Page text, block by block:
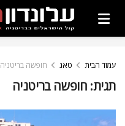
עמוד הבית טאג חופשה בריטניה
תגית: חופשה בריטניה